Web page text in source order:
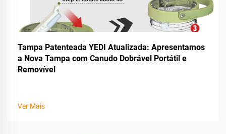
Tampa Patenteada YEDI Atualizada: Apresentamos
a Nova Tampa com Canudo Dobrável Portátil e
Removível
Ver Mais